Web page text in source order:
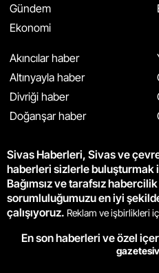
Gündem
Ekonomi
Akıncılar haber
Altınyayla haber
Divriği haber
Doğanşar haber
Sivas Haberleri, Sivas ve
haberleri sizlerle buluşturmak
Bağımsız ve tarafsız
sorumluluğumuzu en iyi
çalışıyoruz. Reklam ve işbirlikleri
En son haberleri ve özel